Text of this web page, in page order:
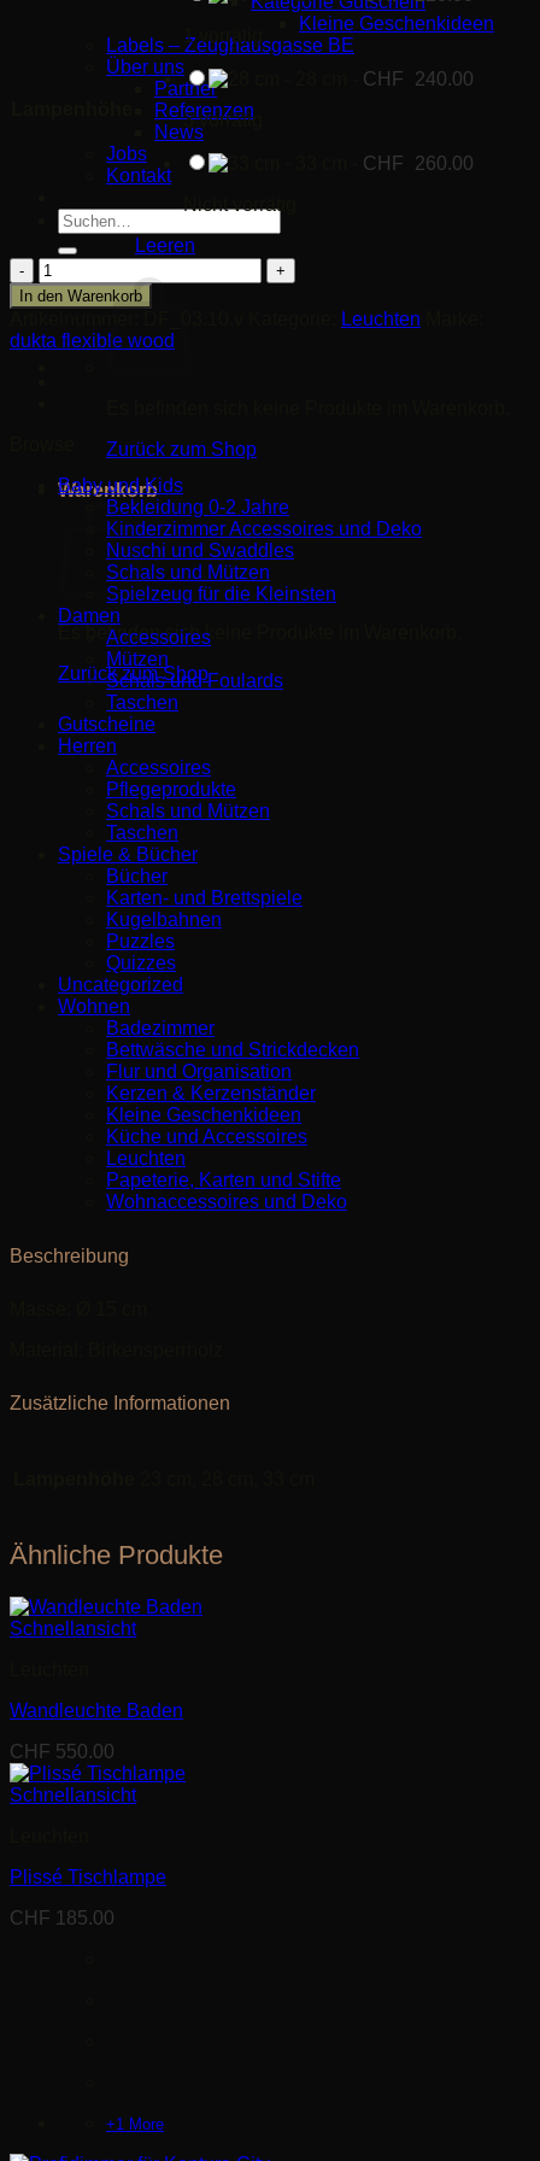
Kleine Geschenkideen
Labels – Zeughausgasse BE
Über uns
Partner
Referenzen
News
Jobs
Kontakt
Suche
nach:
Zurück zum Shop
Warenkorb
Es befinden sich keine Produkte im Warenkorb.
Zurück zum Shop
1 vorrätig
CHF
240.00
3 vorrätig
CHF
260.00
Nicht vorrätig
Leeren
Ora
Hängeleuchte
Ø
15
cm
In den Warenkorb
Leuchten
dukta flexible wood
Baby und Kids
Bekleidung 0-2 Jahre
Kinderzimmer Accessoires und Deko
Nuschi und Swaddles
Schals und Mützen
Spielzeug für die Kleinsten
Damen
Accessoires
Mützen
Schals und Foulards
Taschen
Gutscheine
Herren
Accessoires
Pflegeprodukte
Schals und Mützen
Taschen
Spiele & Bücher
Bücher
Karten- und Brettspiele
Kugelbahnen
Puzzles
Quizzes
Uncategorized
Wohnen
Badezimmer
Bettwäsche und Strickdecken
Flur und Organisation
Kerzen & Kerzenständer
Kleine Geschenkideen
Küche und Accessoires
Leuchten
Papeterie, Karten und Stifte
Wohnaccessoires und Deko
Beschreibung
Zusätzliche Informationen
Ähnliche Produkte
Schnellansicht
Wandleuchte Baden
CHF 550.00
Schnellansicht
Plissé Tischlampe
CHF 185.00
+1 More